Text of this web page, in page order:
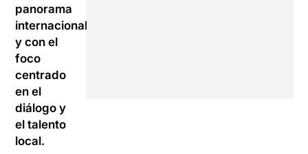
panorama
internacional
y con el
foco
centrado
en el
diálogo y
el talento
local.